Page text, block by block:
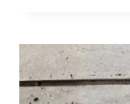
DE